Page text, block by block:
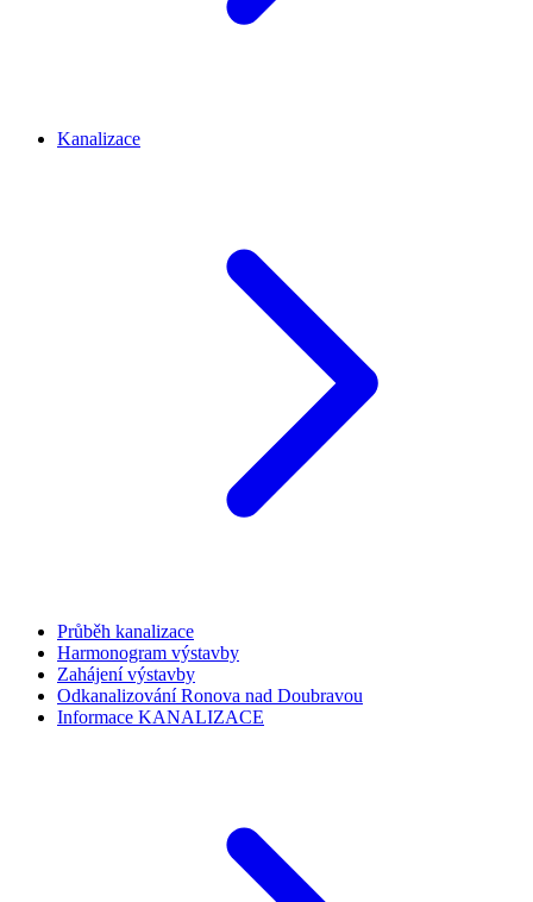
Kanalizace
Průběh kanalizace
Harmonogram výstavby
Zahájení výstavby
Odkanalizování Ronova nad Doubravou
Informace KANALIZACE